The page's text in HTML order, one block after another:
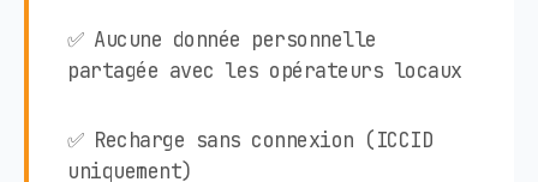
✅ Aucune donnée personnelle
partagée avec les opérateurs locaux
✅ Recharge sans connexion (ICCID
uniquement)